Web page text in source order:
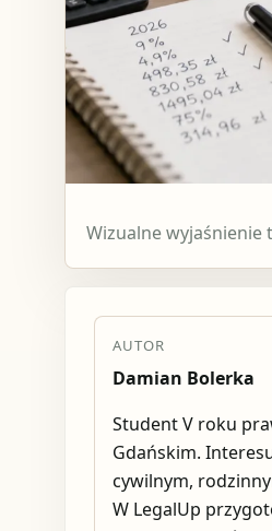
Wizualne wyjaśnienie
AUTOR
Damian Bolerka
Student V roku
Gdańskim.
cywilnym,
W LegalUp